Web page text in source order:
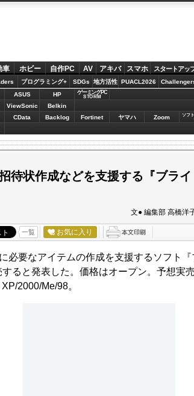
車 ホビー 自作PC AV アキバ スマホ スタートアッ
プログラミング+ SDGs 地方活性 PUACL2026
ASUS HP ゲーミングPC
STORM
ViewSonic Belkin
CData Backlog Fortinet ヤマハ Zoom
ソフ
待状作成などを支援する『ブライ
文● 編集部 高橋洋
一覧 お気に入り
必要なアイテムの作成を支援するソフト『
ると発表した。価格はオープン。予想実売
2000/Me/98。